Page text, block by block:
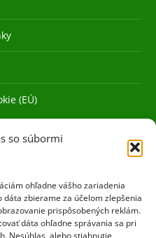
so súbormi
ohľadne vášho zariadenia
zbierame za účelom zlepšenia
prispôsobených reklám.
dáta ohľadne správania sa pri
Nesúhlas, alebo stiahnutie
(EÚ)